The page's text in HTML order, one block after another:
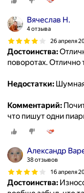
Вячеслав Н.
4 отзыва
26 апреля
Достоинства:
поворотах. Отлично
Недостатки:
Комментарий:
что пишут одни
Александр
38 отзывов
16 апреля
Достоинства: